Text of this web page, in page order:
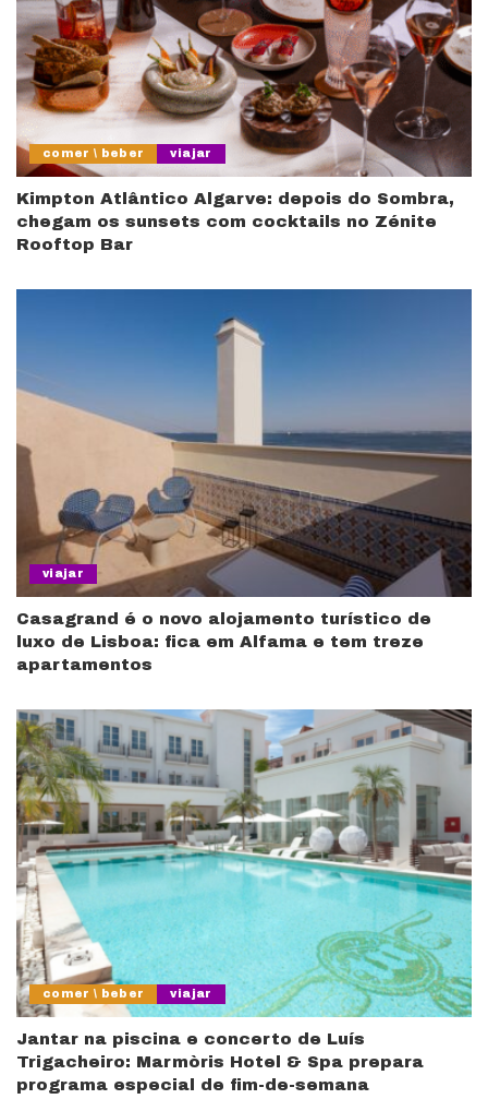
comer \ beber viajar
Kimpton Atlântico Algarve: depois do Sombra,
chegam os sunsets com cocktails no Zénite
Rooftop Bar
viajar
Casagrand é o novo alojamento turístico de
luxo de Lisboa: fica em Alfama e tem treze
apartamentos
comer \ beber viajar
Jantar na piscina e concerto de Luís
Trigacheiro: Marmòris Hotel & Spa prepara
programa especial de fim-de-semana